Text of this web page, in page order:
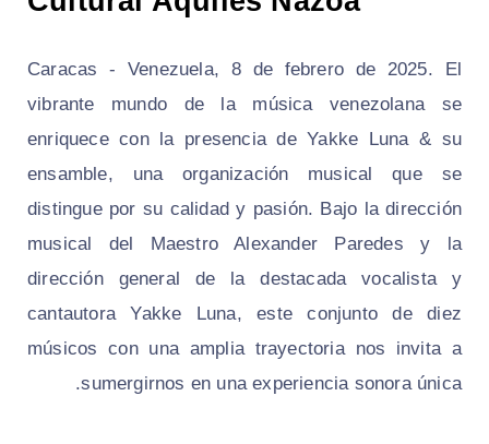
Caracas - Venezuela, 8 de febrero de 2025. El
vibrante mundo de la música venezolana se
enriquece con la presencia de Yakke Luna & su
ensamble, una organización musical que se
distingue por su calidad y pasión. Bajo la dirección
musical del Maestro Alexander Paredes y la
dirección general de la destacada vocalista y
cantautora Yakke Luna, este conjunto de diez
músicos con una amplia trayectoria nos invita a
sumergirnos en una experiencia sonora única.